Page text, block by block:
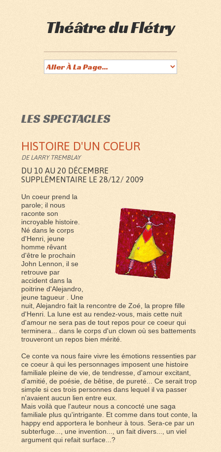
Théâtre du Flétry
LES SPECTACLES
HISTOIRE D'UN COEUR
DE LARRY TREMBLAY
DU 10 AU 20 DÉCEMBRE
SUPPLÉMENTAIRE LE 28/12/ 2009
Un coeur prend la
parole; il nous
raconte son
incroyable histoire.
Né dans le corps
d'Henri, jeune
homme rêvant
d'être le prochain
John Lennon, il se
retrouve par
accident dans la
poitrine d'Alejandro,
jeune tagueur . Une
nuit, Alejandro fait la rencontre de Zoé, la propre fille
d'Henri. La lune est au rendez-vous, mais cette nuit
d'amour ne sera pas de tout repos pour ce coeur qui
terminera... dans le corps d'un clown où ses battements
trouveront un repos bien mérité.
Ce conte va nous faire vivre les émotions ressenties par
ce coeur à qui les personnages imposent une histoire
familiale pleine de vie, de tendresse, d'amour excitant,
d'amitié, de poésie, de bêtise, de pureté... Ce serait trop
simple si ces trois personnes dans lequel il va passer
n'avaient aucun lien entre eux.
Mais voilà que l'auteur nous a concocté une saga
familiale plus qu'intrigante. Et comme dans tout conte, la
happy end apportera le bonheur à tous. Sera-ce par un
subterfuge..., une invention..., un fait divers..., un viel
argument qui refait surface...?